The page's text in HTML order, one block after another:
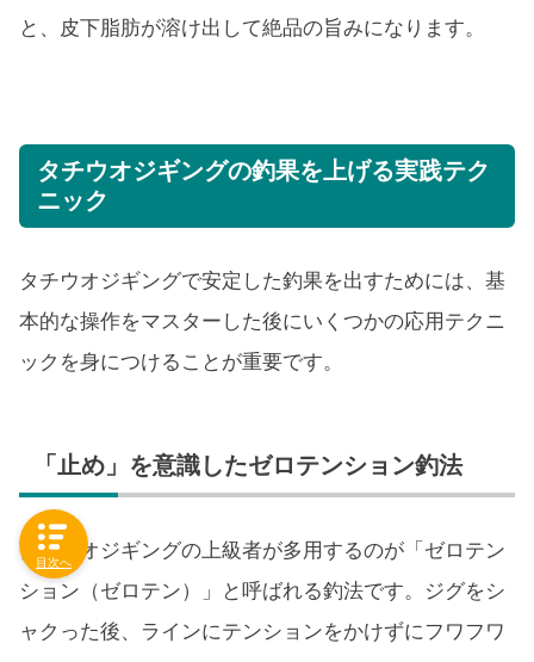
と、皮下脂肪が溶け出して絶品の旨みになります。
タチウオジギングの釣果を上げる実践テク
ニック
タチウオジギングで安定した釣果を出すためには、基
本的な操作をマスターした後にいくつかの応用テクニ
ックを身につけることが重要です。
「止め」を意識したゼロテンション釣法
タチウオジギングの上級者が多用するのが「ゼロテン
ション（ゼロテン）」と呼ばれる釣法です。ジグをシ
ャクった後、ラインにテンションをかけずにフワフワ
目次へ